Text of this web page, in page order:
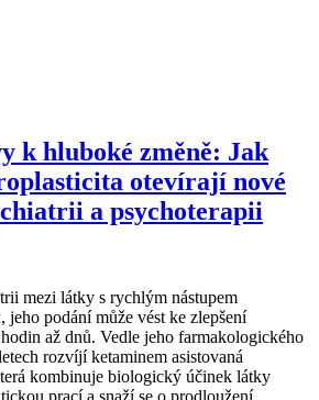
k hluboké změně: Jak
otevírají nové
a psychoterapii
mezi látky s rychlým nástupem
jeho podání může vést ke zlepšení
až dnů. Vedle jeho farmakologického
rozvíjí ketaminem asistovaná
kombinuje biologický účinek látky
prací a snaží se o prodloužení